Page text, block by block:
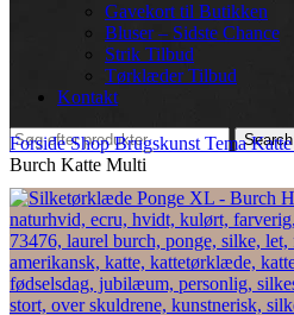
Gavekort til Butikken
Bluser – Sidste Chance
Strik Tilbud
Tørklæder Tilbud
Kontakt
Search
ForsideShopBrugskunst TemaKatte
Burch Katte Multi